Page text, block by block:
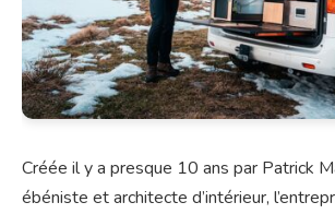
Créée il y a presque 10 ans par Patrick
ébéniste et architecte d’intérieur,